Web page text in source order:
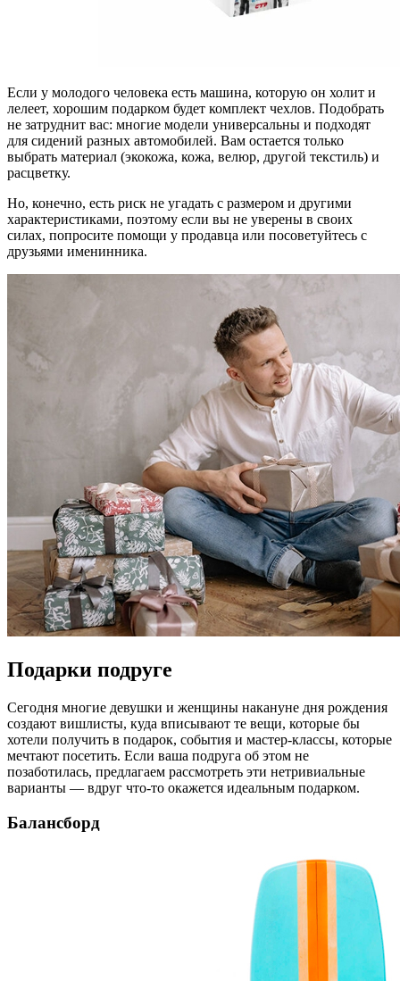
Если у молодого человека есть машина, которую он холит и
лелеет, хорошим подарком будет комплект чехлов. Подобрать
не затруднит вас: многие модели универсальны и подходят
для сидений разных автомобилей. Вам остается только
выбрать материал (экокожа, кожа, велюр, другой текстиль) и
расцветку.
Но, конечно, есть риск не угадать с размером и другими
характеристиками, поэтому если вы не уверены в своих
силах, попросите помощи у продавца или посоветуйтесь с
друзьями именинника.
Подарки подруге
Сегодня многие девушки и женщины накануне дня рождения
создают вишлисты, куда вписывают те вещи, которые бы
хотели получить в подарок, события и мастер-классы, которые
мечтают посетить. Если ваша подруга об этом не
позаботилась, предлагаем рассмотреть эти нетривиальные
варианты — вдруг что-то окажется идеальным подарком.
Балансборд